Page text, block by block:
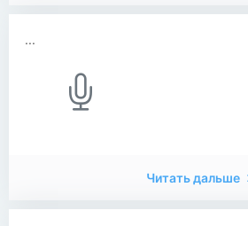
...
Читать дальше